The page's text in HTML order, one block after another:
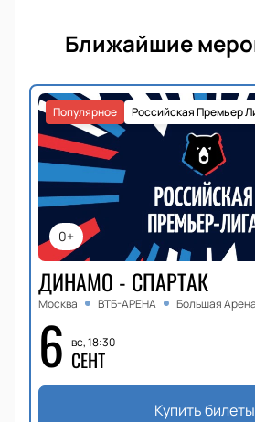
Ближайшие
0+
Российская Премьер
Популярное
ДИНАМО - СПАРТАК
Москва ВТБ-АРЕНА Большая Арена
6 вс, 18:30
СЕНТ
Купить билеты